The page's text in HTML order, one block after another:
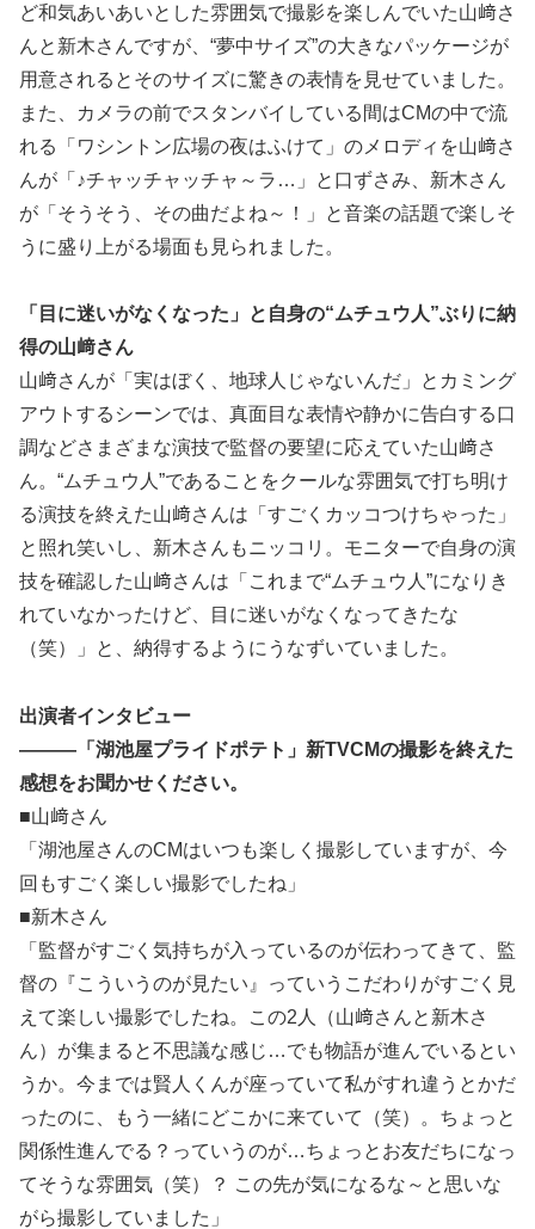
ど和気あいあいとした雰囲気で撮影を楽しんでいた山﨑さ
んと新木さんですが、“夢中サイズ”の大きなパッケージが
用意されるとそのサイズに驚きの表情を見せていました。
また、カメラの前でスタンバイしている間はCMの中で流
れる「ワシントン広場の夜はふけて」のメロディを山﨑さ
んが「♪チャッチャッチャ～ラ…」と口ずさみ、新木さん
が「そうそう、その曲だよね～！」と音楽の話題で楽しそ
うに盛り上がる場面も見られました。
「目に迷いがなくなった」と自身の“ムチュウ人”ぶりに納
得の山﨑さん
山﨑さんが「実はぼく、地球人じゃないんだ」とカミング
アウトするシーンでは、真面目な表情や静かに告白する口
調などさまざまな演技で監督の要望に応えていた山﨑さ
ん。“ムチュウ人”であることをクールな雰囲気で打ち明け
る演技を終えた山﨑さんは「すごくカッコつけちゃった」
と照れ笑いし、新木さんもニッコリ。モニターで自身の演
技を確認した山﨑さんは「これまで“ムチュウ人”になりき
れていなかったけど、目に迷いがなくなってきたな
（笑）」と、納得するようにうなずいていました。
出演者インタビュー
―――「湖池屋プライドポテト」新TVCMの撮影を終えた
感想をお聞かせください。
■山﨑さん
「湖池屋さんのCMはいつも楽しく撮影していますが、今
回もすごく楽しい撮影でしたね」
■新木さん
「監督がすごく気持ちが入っているのが伝わってきて、監
督の『こういうのが見たい』っていうこだわりがすごく見
えて楽しい撮影でしたね。この2人（山﨑さんと新木さ
ん）が集まると不思議な感じ…でも物語が進んでいるとい
うか。今までは賢人くんが座っていて私がすれ違うとかだ
ったのに、もう一緒にどこかに来ていて（笑）。ちょっと
関係性進んでる？っていうのが…ちょっとお友だちになっ
てそうな雰囲気（笑）？ この先が気になるな～と思いな
がら撮影していました」